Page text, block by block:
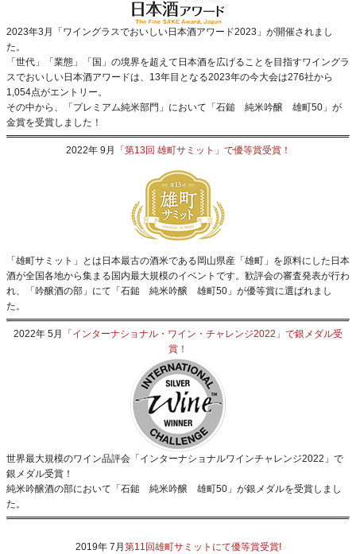
2023年3月「ワイングラスでおいしい日本酒アワード2023」が開催されまし
た。
「世代」「業態」「国」の境界を超えて日本酒を広げることを目指すワイングラ
スでおいしい日本酒アワードは、13年目となる2023年の今大会は276社から
1,054点がエントリー。
その中から、「プレミアム純米部門」において「石鎚 純米吟醸 雄町50」が
金賞を受賞しました！
2022年 9月 「第13回 雄町サミット」で優等賞受賞！
「雄町サミット」とは日本最古の酒米である岡山県産「雄町」を原料にした日本
酒が全国各地から集まる国内最大規模のイベントです。歓評会の審査発表が行わ
れ、「吟醸酒の部」にて「石鎚 純米吟醸 雄町50」が優等賞に選ばれまし
た。
2022年 5月
「インターナショナル・ワイン・チャレンジ2022」で銀メダル受
賞！
世界最大規模のワイン品評会「インターナショナルワインチャレンジ2022」で
銀メダル受賞！
純米吟醸酒の部において「石鎚 純米吟醸 雄町50」が銀メダルを受賞しまし
た。
2019年 7月 第11回雄町サミットにて優等賞受賞!